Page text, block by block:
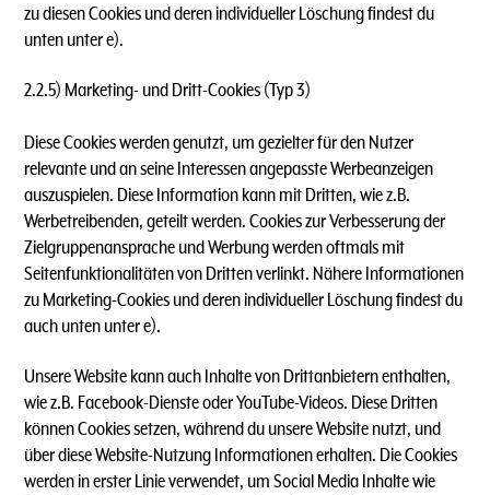
zu diesen Cookies und deren individueller Löschung findest du
unten unter e).
2.2.5) Marketing- und Dritt-Cookies (Typ 3)
Diese Cookies werden genutzt, um gezielter für den Nutzer
relevante und an seine Interessen angepasste Werbeanzeigen
auszuspielen. Diese Information kann mit Dritten, wie z.B.
Werbetreibenden, geteilt werden. Cookies zur Verbesserung der
Zielgruppenansprache und Werbung werden oftmals mit
Seitenfunktionalitäten von Dritten verlinkt. Nähere Informationen
zu Marketing-Cookies und deren individueller Löschung findest du
auch unten unter e).
Unsere Website kann auch Inhalte von Drittanbietern enthalten,
wie z.B. Facebook-Dienste oder YouTube-Videos. Diese Dritten
können Cookies setzen, während du unsere Website nutzt, und
über diese Website-Nutzung Informationen erhalten. Die Cookies
werden in erster Linie verwendet, um Social Media Inhalte wie